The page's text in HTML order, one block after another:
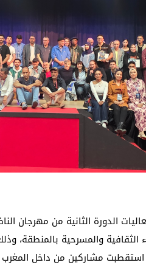
الدورة الثانية من مهرجان
الثقافية والمسرحية بالمنطقة،
استقطبت مشاركين من داخل